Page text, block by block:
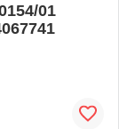
01